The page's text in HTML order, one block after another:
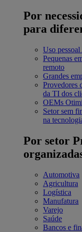
Por
para
Uso pessoal
Pequenas
remoto
Grandes
Provedores
da TI dos
OEMs
Setor sem
na
Por setor
Automotiva
Agricultura
Logística
Manufatura
Varejo
Saúde
Bancos e